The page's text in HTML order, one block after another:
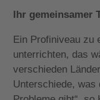
Ihr gemeinsamer
Ein Profiniveau zu
unterrichten, das
verschieden
Unterschiede,